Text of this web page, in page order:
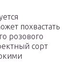
похвастать
розового
сорт